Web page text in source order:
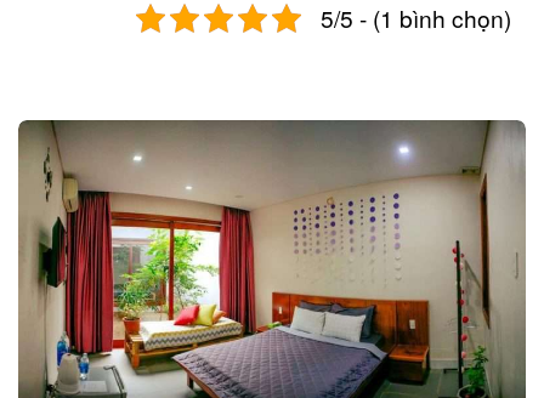
5/5 - (1 bình chọn)
Post
navigation